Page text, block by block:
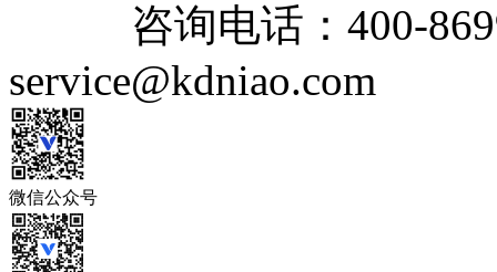
咨询电话： 400-
service@kdniao.com
微信公众号